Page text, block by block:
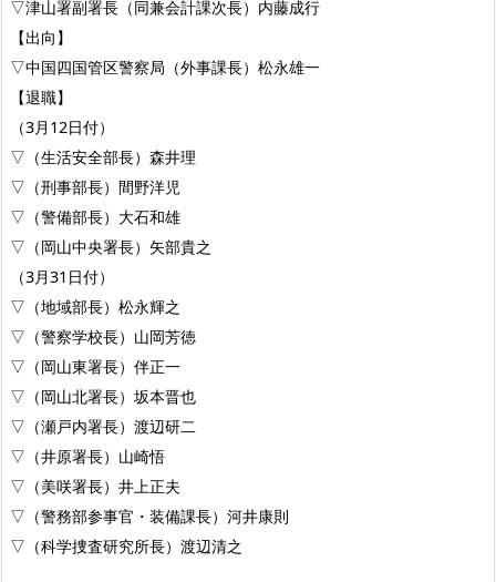
▽津山署副署長（同兼会計課次長）内藤成行
【出向】
▽中国四国管区警察局（外事課長）松永雄一
【退職】
（3月12日付）
▽（生活安全部長）森井理
▽（刑事部長）間野洋児
▽（警備部長）大石和雄
▽（岡山中央署長）矢部貴之
（3月31日付）
▽（地域部長）松永輝之
▽（警察学校長）山岡芳徳
▽（岡山東署長）伴正一
▽（岡山北署長）坂本晋也
▽（瀬戸内署長）渡辺研二
▽（井原署長）山崎悟
▽（美咲署長）井上正夫
▽（警務部参事官・装備課長）河井康則
▽（科学捜査研究所長）渡辺清之